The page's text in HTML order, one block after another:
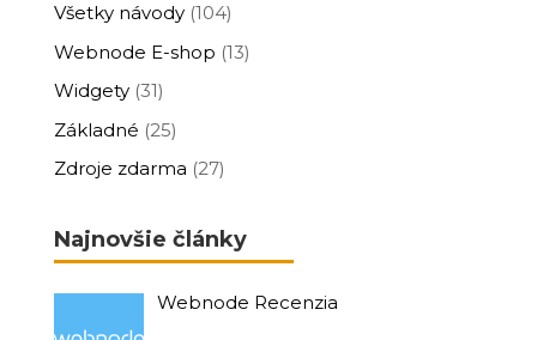
Všetky návody(104)
Webnode E-shop (13)
Widgety(31)
Základné (25)
Zdroje zdarma (27)
Najnovšie články
Webnode Recenzia